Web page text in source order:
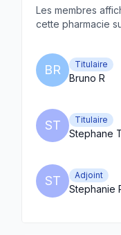
Les membres
cette pharmacie
BR Titulaire
Bruno R
ST Titulaire
Stephane
ST Adjoint
Stephanie